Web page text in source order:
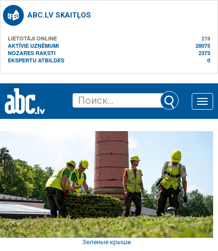
ABC.LV SKAITĻOS
LIETOTĀJI ONLINE
219
AKTĪVIE UZŅĒMUMI
28075
NOZARES RAKSTI
2373
EKSPERTU ATBILDES
0
Toggle
Зеленые крыши